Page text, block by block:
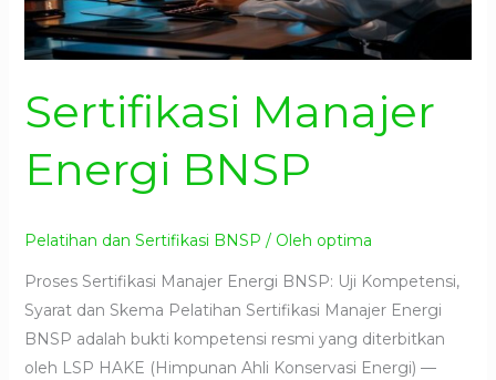
Sertifikasi Manajer
Energi BNSP
Pelatihan dan Sertifikasi BNSP / Oleh optima
Proses Sertifikasi Manajer Energi BNSP: Uji Kompetensi,
Syarat dan Skema Pelatihan Sertifikasi Manajer Energi
BNSP adalah bukti kompetensi resmi yang diterbitkan
oleh LSP HAKE (Himpunan Ahli Konservasi Energi) —